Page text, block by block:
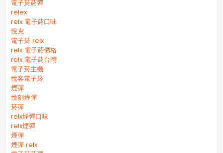
電子菸菸彈
relex
relx 電子菸口味
悅克
電子菸 relx
relx 電子菸價格
relx 電子菸台灣
電子菸主機
悅客電子菸
煙彈
悅刻煙彈
菸彈
relx煙彈口味
relx煙彈
煙彈
煙彈 relx